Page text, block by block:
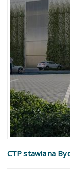
CTP stawia na